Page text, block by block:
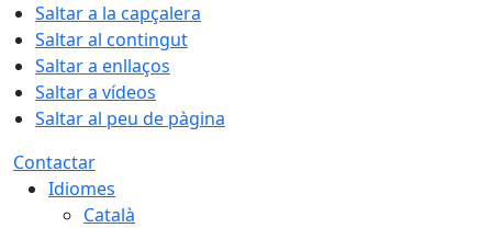
Saltar a la capçalera
Saltar al contingut
Saltar a enllaços
Saltar a vídeos
Saltar al peu de pàgina
Contactar
Idiomes
Català